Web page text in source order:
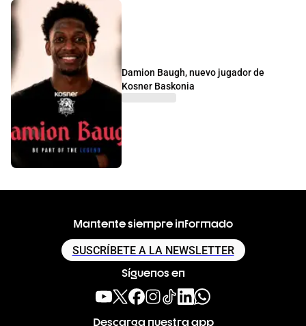
Damion Baugh, nuevo jugador de
Kosner Baskonia
Mantente siempre informado
SUSCRÍBETE A LA NEWSLETTER
Síguenos en
Descarga nuestra app